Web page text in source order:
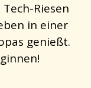
Riesen
in einer
genießt.